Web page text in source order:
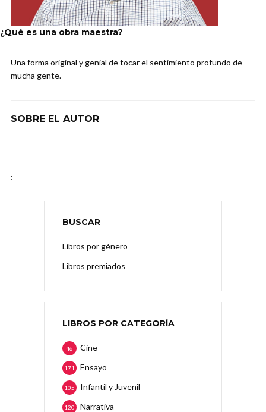
¿Qué es una obra maestra?
Una forma original y genial de tocar el sentimiento profundo de
mucha gente.
SOBRE EL AUTOR
:
BUSCAR
Libros por género
Libros premiados
LIBROS POR CATEGORÍA
Cine
46
Ensayo
171
Infantil y Juvenil
105
Narrativa
120